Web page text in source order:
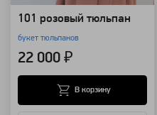
101 розовый тюльпан
букет тюльпанов
22 000 ₽
В корзину